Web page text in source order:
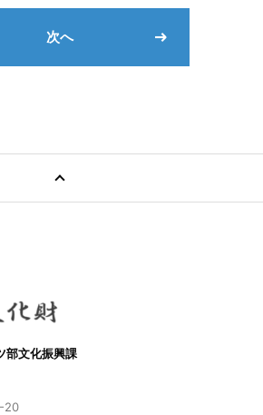
次へ
部文化振興課
20